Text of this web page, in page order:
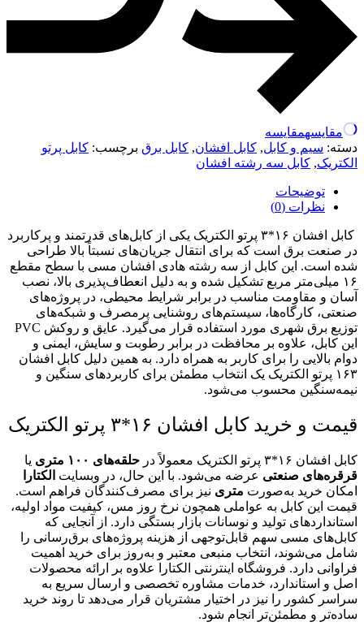
مقایسهمقایسه
دسته: سیم و کابل, کابل افشان, کابل برق برچسب: کابل پرتو
الکتریک, کابل سه رشته افشان
توضیحات
نظرات (0)
کابل افشان ۱۶*۳ پرتو الکتریک یکی از کابل‌های قدرتمند و پرکاربرد
در صنعت برق است که برای انتقال جریان‌های نسبتاً بالا طراحی
شده است. این کابل از سه رشته هادی افشان مسی با سطح مقطع
۱۶ میلی‌متر مربع تشکیل شده و به دلیل انعطاف‌پذیری بالا، نصب
آسان و مقاومت مناسب در برابر شرایط محیطی، در پروژه‌های
صنعتی، کارگاه‌ها، سیستم‌های روشنایی پرمصرف و شبکه‌های
توزیع برق شهری مورد استفاده قرار می‌گیرد. عایق و روکش PVC
این کابل، علاوه بر محافظت در برابر رطوبت و سایش، ایمنی و
دوام بالایی را برای کاربر به همراه دارد. به همین دلیل کابل افشان
۱۶۳ پرتو الکتریک یک انتخاب مطمئن برای کاربردهای سنگین و
نیمه‌سنگین محسوب می‌شود.
قیمت و خرید کابل افشان ۱۶*۳ پرتو الکتریک
کابل افشان ۱۶*۳ پرتو الکتریک معمولاً در حلقه‌های ۱۰۰ متری
یا
قرقره‌های صنعتی عرضه می‌شود. با این حال، در وبسایت الکتارا
امکان خرید به‌صورت متری نیز برای مصرف‌کنندگان فراهم است.
قیمت این کابل به عواملی همچون نرخ روز مس، کیفیت مواد اولیه،
استانداردهای تولید و نوسانات بازار بستگی دارد. از آنجایی که
کابل‌های مسی سهم قابل‌توجهی از هزینه پروژه‌های برق‌رسانی را
شامل می‌شوند، انتخاب منبعی معتبر و به‌روز برای خرید اهمیت
فراوانی دارد. فروشگاه اینترنتی الکتارا علاوه بر ارائه محصولات
اصل و استاندارد، خدمات مشاوره تخصصی و ارسال سریع به
سراسر کشور را نیز در اختیار مشتریان قرار می‌دهد تا روند خرید
ساده‌تر و مطمئن‌تر انجام شود.